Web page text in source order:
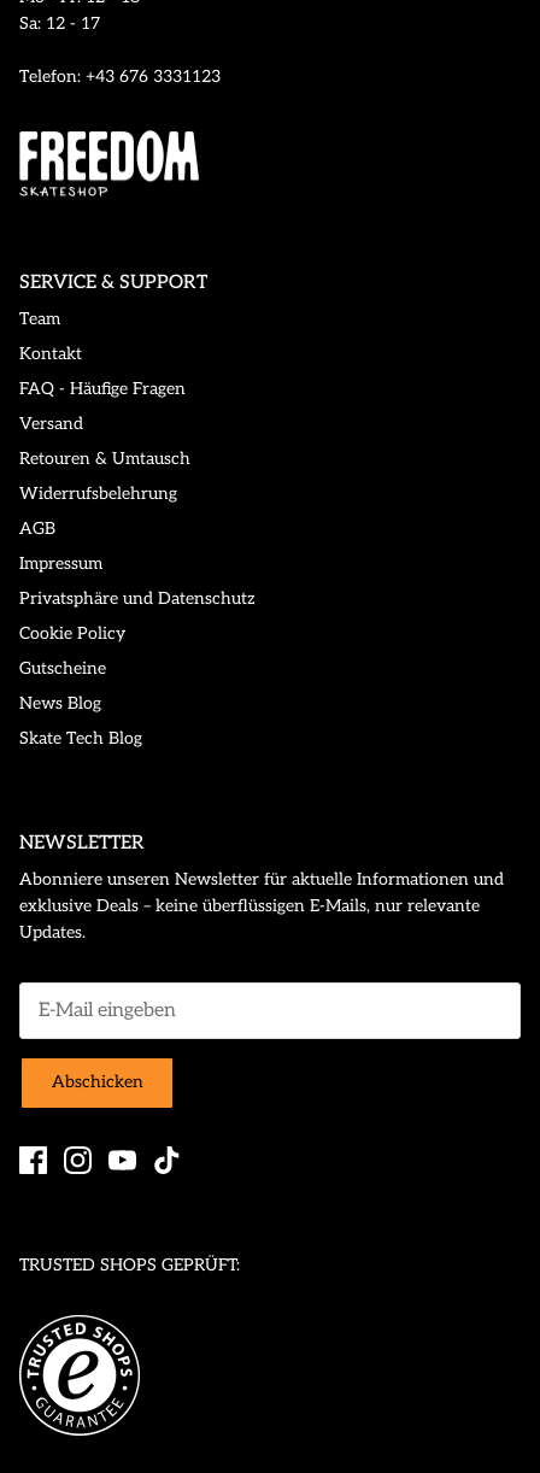
Sa: 12 - 17
Telefon: +43 676 3331123
SERVICE & SUPPORT
Team
Kontakt
FAQ - Häufige Fragen
Versand
Retouren & Umtausch
Widerrufsbelehrung
AGB
Impressum
Privatsphäre und Datenschutz
Cookie Policy
Gutscheine
News Blog
Skate Tech Blog
NEWSLETTER
Abonniere unseren Newsletter für aktuelle Informationen und
exklusive Deals – keine überflüssigen E-Mails, nur relevante
Updates.
Abschicken
TRUSTED SHOPS GEPRÜFT: